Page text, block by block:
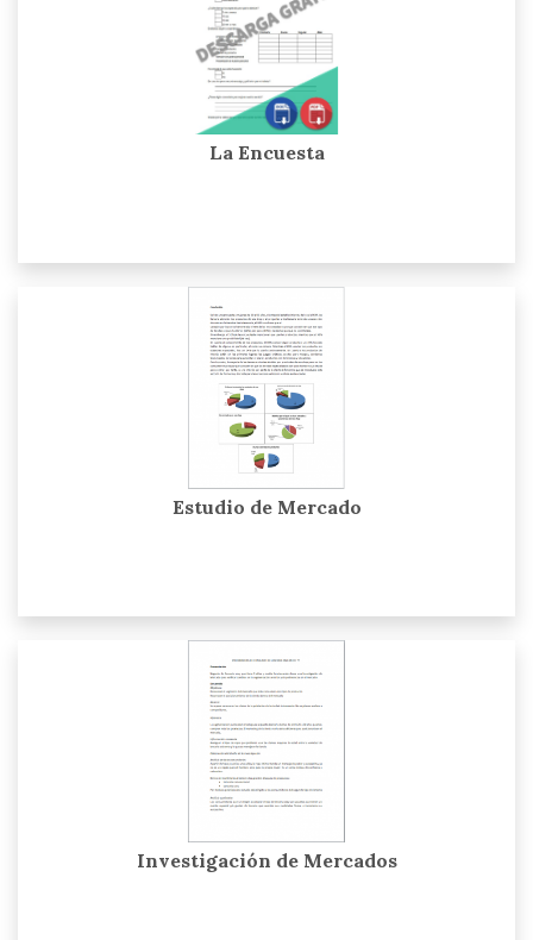
La Encuesta
Estudio de Mercado
Investigación de Mercados